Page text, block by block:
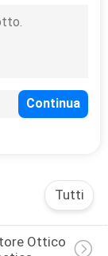
Tutti
Ottico